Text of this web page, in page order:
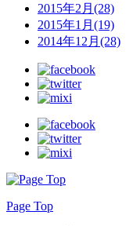
2015年2月(28)
2015年1月(19)
2014年12月(28)
Page Top